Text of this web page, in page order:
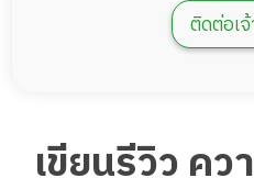
ติดต่อเ
เขียนรีวิว คว